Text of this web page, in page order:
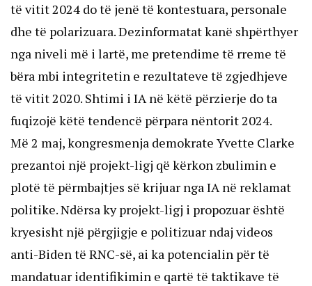
të vitit 2024 do të jenë të kontestuara, personale
dhe të polarizuara. Dezinformatat kanë shpërthyer
nga niveli më i lartë, me pretendime të rreme të
bëra mbi integritetin e rezultateve të zgjedhjeve
të vitit 2020. Shtimi i IA në këtë përzierje do ta
fuqizojë këtë tendencë përpara nëntorit 2024.
Më 2 maj, kongresmenja demokrate Yvette Clarke
prezantoi një projekt-ligj që kërkon zbulimin e
plotë të përmbajtjes së krijuar nga IA në reklamat
politike. Ndërsa ky projekt-ligj i propozuar është
kryesisht një përgjigje e politizuar ndaj videos
anti-Biden të RNC-së, ai ka potencialin për të
mandatuar identifikimin e qartë të taktikave të